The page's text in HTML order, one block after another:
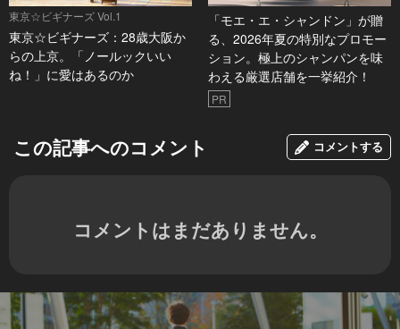
東京☆ビギナーズ Vol.1
東京☆ビギナーズ：28歳大阪か
らの上京。「ノールックいい
ね！」に愛はあるのか
「モエ・エ・シャンドン」が贈
る、2026年夏の特別なプロモー
ション。極上のシャンパンを味
わえる厳選店舗を一挙紹介！
PR
この記事へのコメント コメントする
コメントはまだありません。